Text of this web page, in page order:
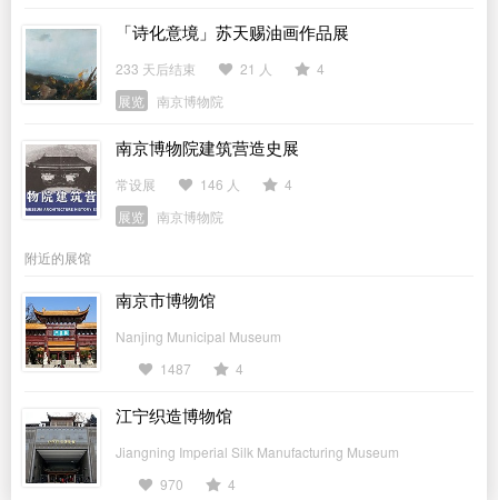
「诗化意境」苏天赐油画作品展
233 天后结束 21 人
4
展览
南京博物院
南京博物院建筑营造史展
常设展 146 人
4
展览
南京博物院
附近的展馆
南京市博物馆
Nanjing Municipal Museum
1487
4
江宁织造博物馆
Jiangning Imperial Silk Manufacturing Museum
970
4